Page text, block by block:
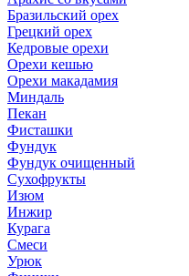
Бразильский орех
Грецкий орех
Кедровые орехи
Орехи кешью
Орехи макадамия
Миндаль
Пекан
Фисташки
Фундук
Фундук очищенный
Сухофрукты
Изюм
Инжир
Курага
Смеси
Урюк